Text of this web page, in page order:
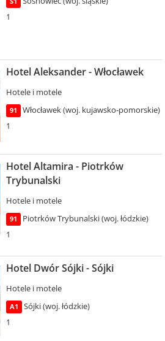
1
Hotel Aleksander - Włocławek
Hotele i motele
91
Włocławek (woj. kujawsko-pomorskie)
1
Hotel Altamira - Piotrków
Trybunalski
Hotele i motele
91
Piotrków Trybunalski (woj. łódzkie)
1
Hotel Dwór Sójki - Sójki
Hotele i motele
A1
Sójki (woj. łódzkie)
1